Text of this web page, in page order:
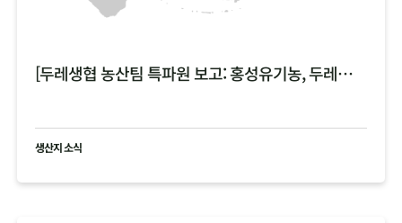
[두레생협 농산팀 특파원 보고: 홍성유기농, 두레한강 비 피해 현황 공유 ]
생산지 소식